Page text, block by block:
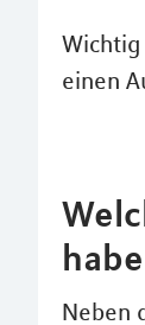
Wichtig
einen
Neben